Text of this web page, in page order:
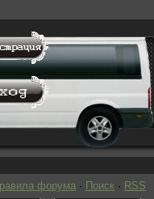
форума · Поиск · RSS